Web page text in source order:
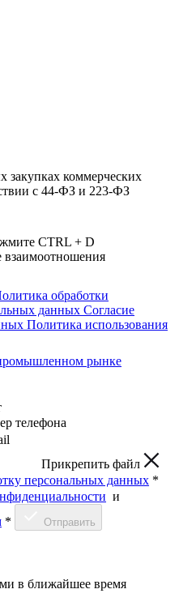
закупках коммерческих
с 44-ФЗ и 223-ФЗ
CTRL + D
обработки
данных Согласие
Политика использования
рынке
телефона
Прикрепить файл
персональных данных *
и
*
Отправить
в ближайшее время